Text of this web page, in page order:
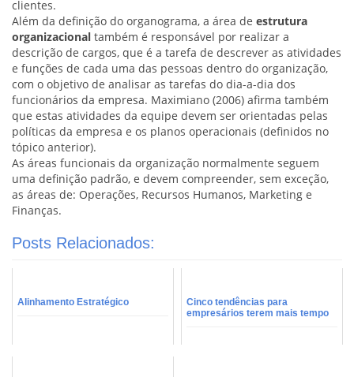
clientes.
Além da definição do organograma, a área de estrutura
organizacional também é responsável por realizar a
descrição de cargos, que é a tarefa de descrever as atividades
e funções de cada uma das pessoas dentro do organização,
com o objetivo de analisar as tarefas do dia-a-dia dos
funcionários da empresa. Maximiano (2006) afirma também
que estas atividades da equipe devem ser orientadas pelas
políticas da empresa e os planos operacionais (definidos no
tópico anterior).
As áreas funcionais da organização normalmente seguem
uma definição padrão, e devem compreender, sem exceção,
as áreas de: Operações, Recursos Humanos, Marketing e
Finanças.
Posts Relacionados:
Alinhamento Estratégico
Cinco tendências para
empresários terem mais tempo